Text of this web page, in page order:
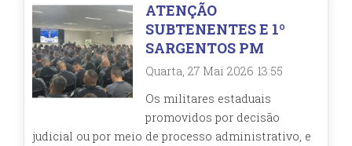
ATENÇÃO
SUBTENENTES E 1º
SARGENTOS PM
Quarta, 27 Mai 2026 13:55
Os militares estaduais
promovidos por decisão
judicial ou por meio de processo administrativo, e